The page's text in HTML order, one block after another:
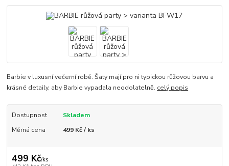
Barbie v luxusní večerní robě. Šaty mají pro ni typickou růžovou barvu a
krásné detaily, aby Barbie vypadala neodolatelně. celý popis
Dostupnost
Skladem
Měrná cena
499 Kč / ks
499 Kč/ks